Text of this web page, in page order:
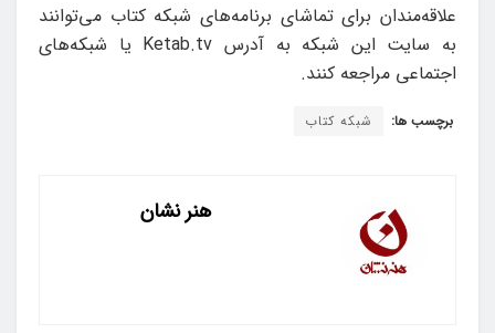
علاقه‌مندان برای تماشای برنامه‌های شبکه کتاب می‌توانند
به سایت این شبکه به آدرس Ketab.tv یا شبکه‌های
اجتماعی مراجعه کنند.
برچسب ها: شبکه کتاب
هنر نشان